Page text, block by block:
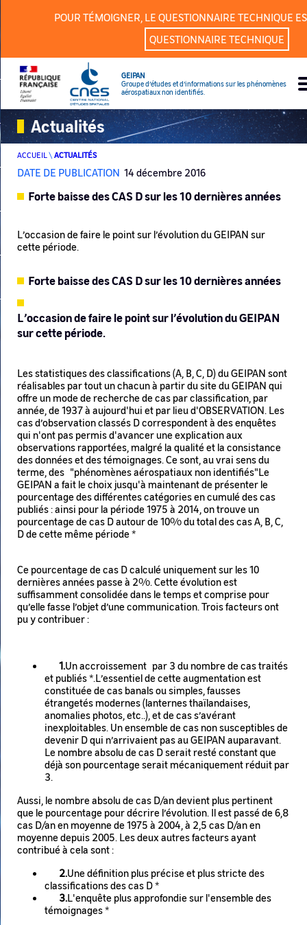
POUR TÉMOIGNER, LE QUESTIONNAIRE TECHNIQUE
QUESTIONNAIRE TECHNIQUE
GEIPAN
Groupe d’études et d’informations sur les phénomènes
aérospatiaux non identifiés.
Actualités
ACCUEIL\ ACTUALITÉS
DATE DE PUBLICATION 14 décembre 2016
Forte baisse des CAS D sur les 10 dernières années
L’occasion de faire le point sur l’évolution du GEIPAN sur
cette période.
Forte baisse des CAS D sur les 10 dernières années
L’occasion de faire le point sur l’évolution du GEIPAN
sur cette période.
Les statistiques des classifications (A, B, C, D) du GEIPAN sont
réalisables par tout un chacun à partir du site du GEIPAN qui
offre un mode de recherche de cas par classification, par
année, de 1937 à aujourd'hui et par lieu d'OBSERVATION. Les
cas d’observation classés D correspondent à des enquêtes
qui n'ont pas permis d'avancer une explication aux
observations rapportées, malgré la qualité et la consistance
des données et des témoignages. Ce sont, au vrai sens du
terme, des "phénomènes aérospatiaux non identifiés"Le
GEIPAN a fait le choix jusqu'à maintenant de présenter le
pourcentage des différentes catégories en cumulé des cas
publiés : ainsi pour la période 1975 à 2014, on trouve un
pourcentage de cas D autour de 10% du total des cas A, B, C,
D de cette même période *
Ce pourcentage de cas D calculé uniquement sur les 10
dernières années passe à 2%. Cette évolution est
suffisamment consolidée dans le temps et comprise pour
qu’elle fasse l’objet d’une communication. Trois facteurs ont
pu y contribuer :
1.Un accroissement par 3 du nombre de cas traités
et publiés *.L’essentiel de cette augmentation est
constituée de cas banals ou simples, fausses
étrangetés modernes (lanternes thaïlandaises,
anomalies photos, etc..), et de cas s’avérant
inexploitables. Un ensemble de cas non susceptibles de
devenir D qui n’arrivaient pas au GEIPAN auparavant.
Le nombre absolu de cas D serait resté constant que
déjà son pourcentage serait mécaniquement réduit par
3.
Aussi, le nombre absolu de cas D/an devient plus pertinent
que le pourcentage pour décrire l’évolution. Il est passé de 6,8
cas D/an en moyenne de 1975 à 2004, à 2,5 cas D/an en
moyenne depuis 2005. Les deux autres facteurs ayant
contribué à cela sont :
2.Une définition plus précise et plus stricte des
classifications des cas D *
3.L'enquête plus approfondie sur l'ensemble des
témoignages *